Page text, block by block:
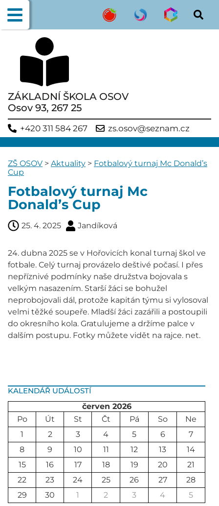
ZÁKLADNÍ ŠKOLA OSOV
Osov 93, 267 25
+420 311 584 267 zs.osov@seznam.cz
KALENDÁŘ UDÁLOSTÍ
červen 2026
Po
Út St Čt Pá So
Ne
1
2 3 4 5 6
7
8
9 10 11 12 13
14
15
16 17 18 19 20
21
22
23 24 25 26 27
28
29
30 1 2 3 4 5
ZŠ OSOV > Aktuality > Fotbalový turnaj Mc Donald’s
Cup
Fotbalový turnaj Mc
Donald’s Cup
25. 4. 2025 Jandíková
24. dubna 2025 se v Hořovicích konal turnaj škol ve
fotbale. Celý turnaj provázelo deštivé počasí. I přes
nepříznivé podmínky naše družstva bojovala s
velkým nasazením. Starší žáci se bohužel
neprobojovali dál, protože kapitán týmu si vylosoval
velmi těžké soupeře. Mladší žáci zazářili a postoupili
do okresního kola. Gratulujeme a držíme palce v
dalším postupu. Fotky můžete vidět na rajce. net.